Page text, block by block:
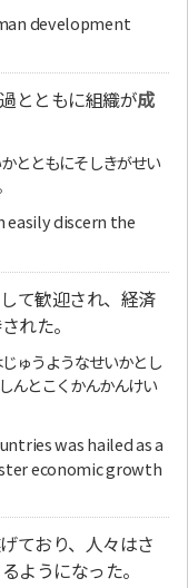
development
とともに組織が成
とともにそしきがせい
easily discern the
て歓迎され、経済
れた。
ゅうようなせいかとし
んとこくかんかんけい
was hailed as a
economic growth
ており、人々はさ
ようになった。